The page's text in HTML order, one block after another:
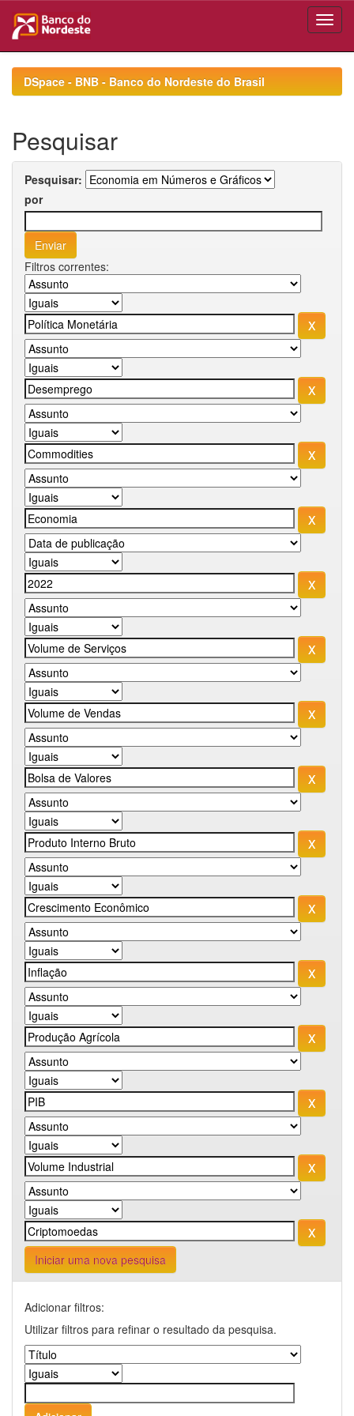
navigationDSpace - BNB - Banco do Nordeste do Brasil
Pesquisar
Pesquisar:
por
Filtros correntes:
Iniciar uma nova pesquisa
Adicionar filtros:
Utilizar filtros para refinar o resultado da pesquisa.